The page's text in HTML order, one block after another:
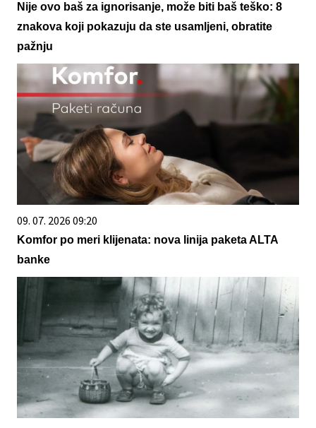
Nije ovo baš za ignorisanje, može biti baš teško: 8
znakova koji pokazuju da ste usamljeni, obratite
pažnju
09. 07. 2026 09:20
Komfor po meri klijenata: nova linija paketa ALTA
banke